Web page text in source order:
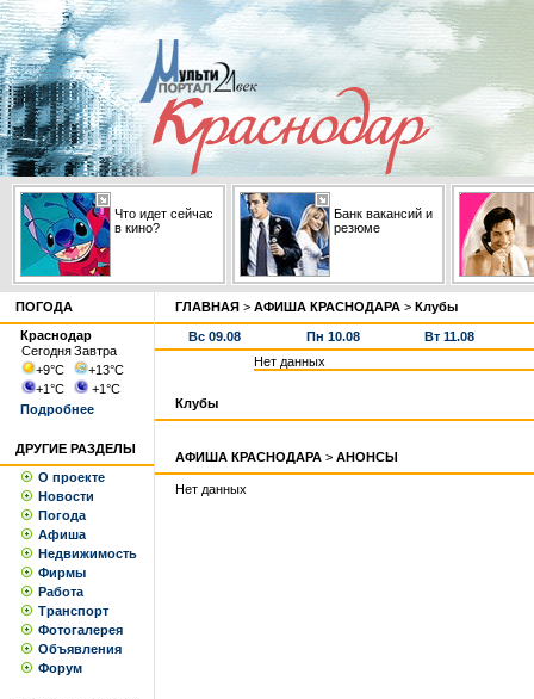
Что идет сейчас
в кино?
Банк вакансий и
резюме
ПОГОДА
Краснодар
СегодняЗавтра
+9°С +13°С
+1°С +1°С
Подробнее
ДРУГИЕ РАЗДЕЛЫ
О проекте
Новости
Погода
Афиша
Недвижимость
Фирмы
Работа
Транспорт
Фотогалерея
Объявления
Форум
ГЛАВНАЯ > АФИША КРАСНОДАРА > Клубы
Вс 09.08 Пн 10.08
Вт 11.08
Нет данных
Клубы
АФИША КРАСНОДАРА > АНОНСЫ
Нет данных